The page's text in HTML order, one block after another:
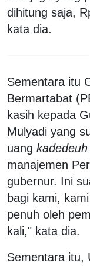
dihitung saja,
kata dia.
Sementara itu
Bermartabat
kasih kepada
Mulyadi yang
uang kadedeuh
manajemen
gubernur. Ini
bagi kami,
penuh oleh
kali," kata dia.
Sementara itu,